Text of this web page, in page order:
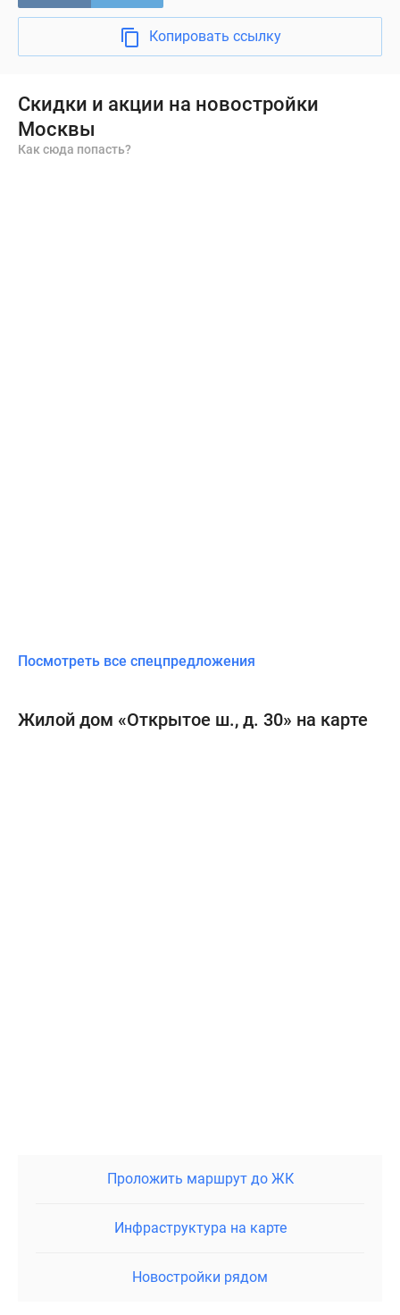
Копировать ссылку
Скидки и акции на новостройки
Москвы
Как сюда попасть?
Посмотреть все спецпредложения
Жилой дом «Открытое ш., д. 30» на карте
Проложить маршрут до ЖК
Инфраструктура на карте
Новостройки рядом